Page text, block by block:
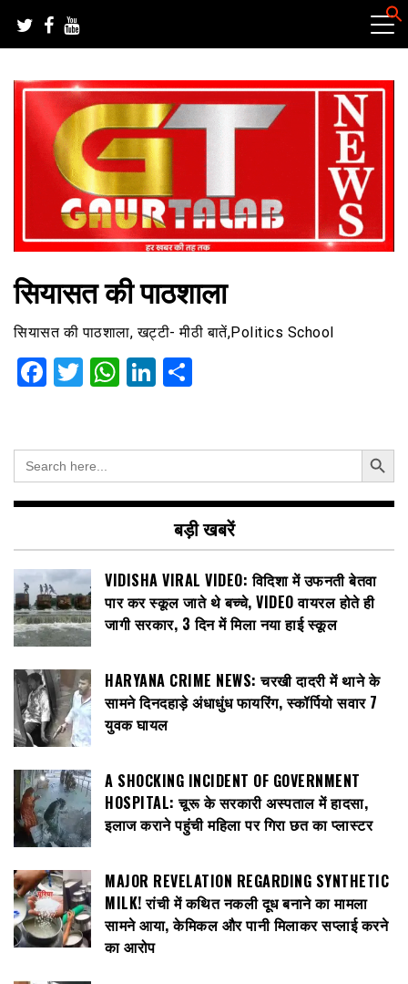
content
गौरतलब न्यूज
सियासत की पाठशाला
सियासत की पाठशाला, खट्टी- मीठी बातें,Politics School
Facebook
Twitter
WhatsApp
LinkedIn
Search
for:
Search Button
बड़ी खबरें
VIDISHA VIRAL VIDEO: विदिशा में उफनती बेतवा
पार कर स्कूल जाते थे बच्चे, VIDEO वायरल होते ही
जागी सरकार, 3 दिन में मिला नया हाई स्कूल
HARYANA CRIME NEWS: चरखी दादरी में थाने के
सामने दिनदहाड़े अंधाधुंध फायरिंग, स्कॉर्पियो सवार 7
युवक घायल
A SHOCKING INCIDENT OF GOVERNMENT
HOSPITAL: चूरू के सरकारी अस्पताल में हादसा,
इलाज कराने पहुंची महिला पर गिरा छत का प्लास्टर
MAJOR REVELATION REGARDING SYNTHETIC
MILK! रांची में कथित नकली दूध बनाने का मामला
सामने आया, केमिकल और पानी मिलाकर सप्लाई करने
का आरोप